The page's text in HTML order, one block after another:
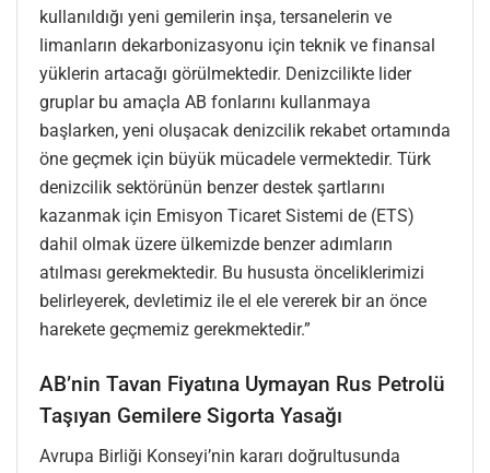
kullanıldığı yeni gemilerin inşa, tersanelerin ve
limanların dekarbonizasyonu için teknik ve finansal
yüklerin artacağı görülmektedir. Denizcilikte lider
gruplar bu amaçla AB fonlarını kullanmaya
başlarken, yeni oluşacak denizcilik rekabet ortamında
öne geçmek için büyük mücadele vermektedir. Türk
denizcilik sektörünün benzer destek şartlarını
kazanmak için Emisyon Ticaret Sistemi de (ETS)
dahil olmak üzere ülkemizde benzer adımların
atılması gerekmektedir. Bu hususta önceliklerimizi
belirleyerek, devletimiz ile el ele vererek bir an önce
harekete geçmemiz gerekmektedir.”
AB’nin Tavan Fiyatına Uymayan Rus Petrolü
Taşıyan Gemilere Sigorta Yasağı
Avrupa Birliği Konseyi’nin kararı doğrultusunda